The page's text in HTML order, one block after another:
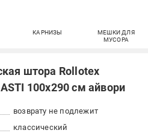
КАРНИЗЫ
МЕШКИ ДЛЯ
МУСОРА
штора Rollotex
100x290 см айвори
возврату не подлежит
классический